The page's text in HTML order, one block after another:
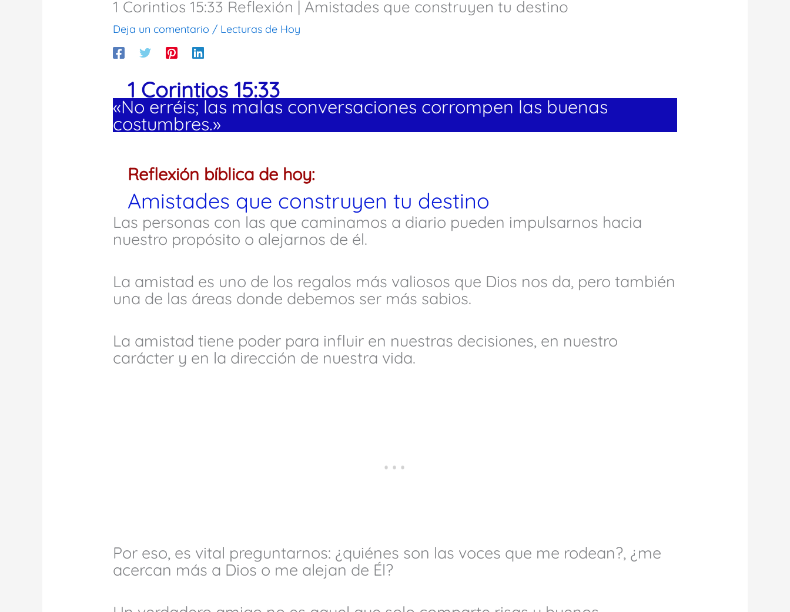
1 Corintios 15:33 Reflexión | Amistades que construyen tu destino
Deja un comentario / Lecturas de Hoy
1 Corintios 15:33
«No erréis; las malas conversaciones corrompen las buenas
costumbres.»
Reflexión bíblica de hoy:
Amistades que construyen tu destino
Las personas con las que caminamos a diario pueden impulsarnos hacia
nuestro propósito o alejarnos de él.
La amistad es uno de los regalos más valiosos que Dios nos da, pero también
una de las áreas donde debemos ser más sabios.
La amistad tiene poder para influir en nuestras decisiones, en nuestro
carácter y en la dirección de nuestra vida.
Por eso, es vital preguntarnos: ¿quiénes son las voces que me rodean?, ¿me
acercan más a Dios o me alejan de Él?